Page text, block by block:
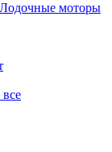
Лодочные моторы